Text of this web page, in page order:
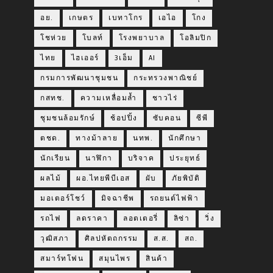
อย. เกษตร เบทาโกร เอไอ โกง
โชห่วย โบลท์ โรงพยาบาล โอลิมปิก
ไทย ไฮเออร์ 3เอ็ม AI
กรมการพัฒนาชุมชน กระทรวงพาณิชย์
กสทช. ความเหลื่อมล้ำ ชาวไร่
ชุมชนล้อมรักษ์ ช้อปปิ้ง ซับคอน ซีพี
ตชด. ทางม้าลาย นทพ. นักศึกษา
นักเรียน นาฬิกา บริจาค ประยุทธ์
ผลไม้ ผอ.ไทยพีบีเอส ผับ ภัยพิบัติ
มอเตอร์โชว์ มิจฉาชีพ รถยนต์ไฟฟ้า
รถไฟ ลดราคา ลอตเตอรี่ ลิซ่า วิ่ง
วุฒิสภา ศิลปหัตถกรรม ส.ส. สถ.
สมาร์ทโฟน สมุนไพร สินค้า